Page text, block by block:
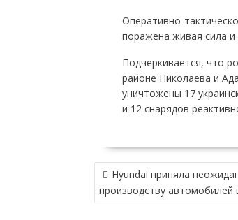
Оперативно-
поражена живая сила
Подчеркивается, что
районе Николаева и
уничтожены 17
и 12 снарядов
НАВИГАЦИЯ
ПО
ЗАПИСЯМ
Hyundai приняла
производству автомобилей